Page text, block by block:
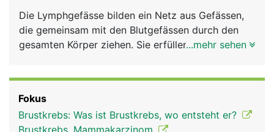
News
Rubriken
Die Lymphgefässe bilden ein Netz aus Gefässen,
die gemeinsam mit den Blutgefässen durch den
gesamten Körper ziehen. Sie erfüllen drei wichtige
Immunsystems. Die Lymphe ist das
Gewebewasser, das aus den feinsten Blutgefässen
...mehr sehen
Fokus
Brustkrebs: Was ist Brustkrebs, wo entsteht er?
Brustkrebs, Mammakarzinom